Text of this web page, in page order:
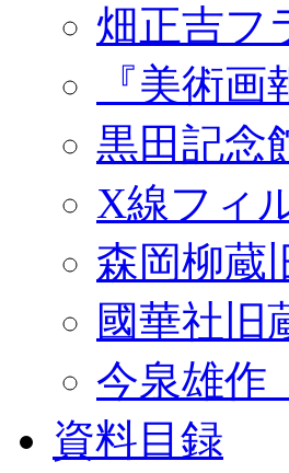
畑正吉フ
『美術
黒田記念
X線フィ
森岡柳蔵
國華社旧
今泉雄作
資料目録